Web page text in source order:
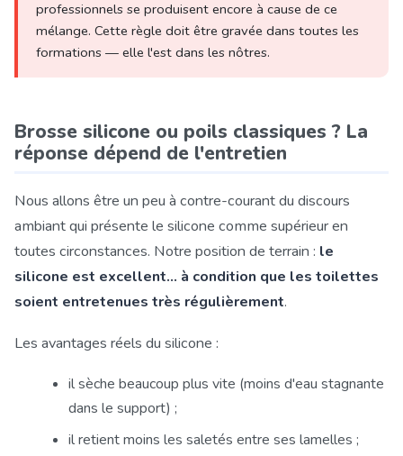
professionnels se produisent encore à cause de ce
mélange. Cette règle doit être gravée dans toutes les
formations — elle l'est dans les nôtres.
Brosse silicone ou poils classiques ? La
réponse dépend de l'entretien
Nous allons être un peu à contre-courant du discours
ambiant qui présente le silicone comme supérieur en
toutes circonstances. Notre position de terrain : le
silicone est excellent… à condition que les toilettes
soient entretenues très régulièrement.
Les avantages réels du silicone :
il sèche beaucoup plus vite (moins d'eau stagnante
dans le support) ;
il retient moins les saletés entre ses lamelles ;